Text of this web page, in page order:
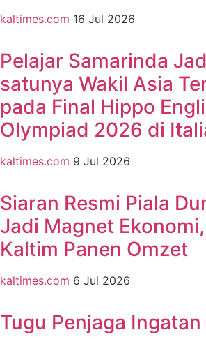
kaltimes.com 16 Jul 2026
Pelajar Samarinda
satunya Wakil Asia
pada Final Hippo
Olympiad 2026 di
kaltimes.com 9 Jul 2026
Siaran Resmi Piala
Jadi Magnet
Kaltim Panen Omzet
kaltimes.com 6 Jul 2026
Tugu Penjaga Ingatan